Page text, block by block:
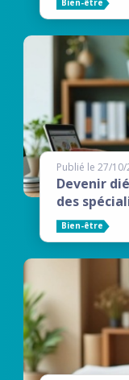
Bien-être
Publié le 27/10/
Devenir
des
Bien-être